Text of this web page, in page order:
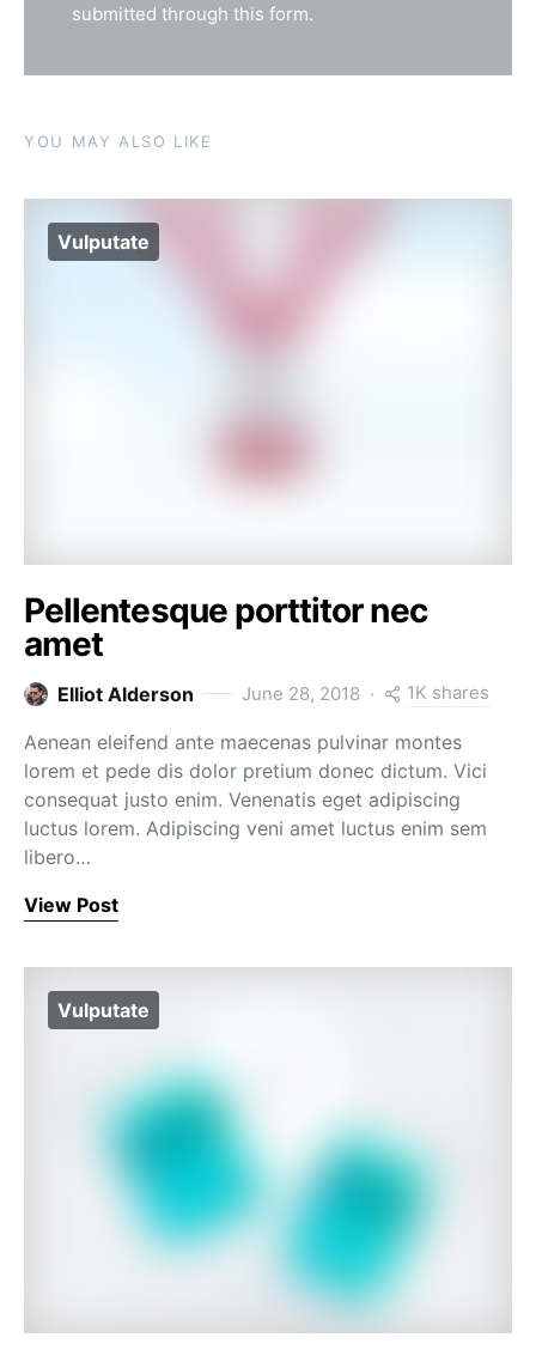
submitted through this form.
YOU MAY ALSO LIKE
Vulputate
Pellentesque porttitor nec
amet
Elliot Alderson June 28, 2018 1K shares
Aenean eleifend ante maecenas pulvinar montes
lorem et pede dis dolor pretium donec dictum. Vici
consequat justo enim. Venenatis eget adipiscing
luctus lorem. Adipiscing veni amet luctus enim sem
libero…
View Post
Vulputate